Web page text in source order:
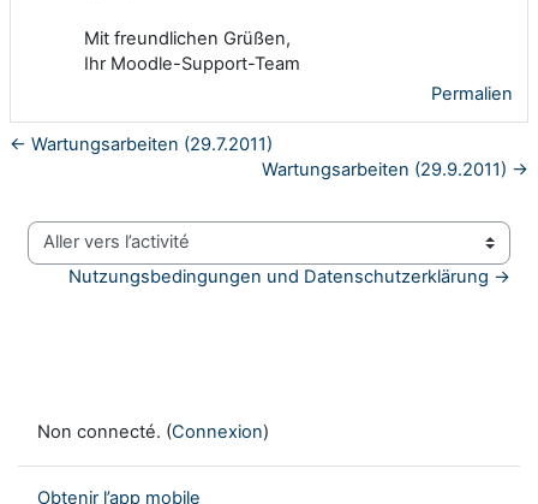
Mit freundlichen Grüßen,
Ihr Moodle-Support-Team
Permalien
← Wartungsarbeiten (29.7.2011)
Wartungsarbeiten (29.9.2011) →
Aller vers l’activité
Nutzungsbedingungen und Datenschutzerklärung →
Non connecté. (Connexion)
Obtenir l’app mobile